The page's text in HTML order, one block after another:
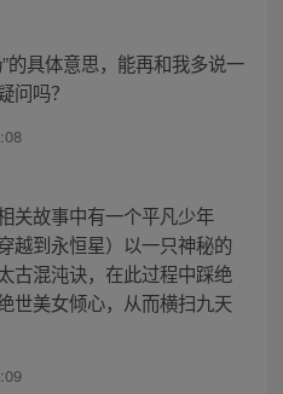
的具体意思，能再和我多说一
问吗？
关故事中有一个平凡少年
越到永恒星）以一只神秘的
古混沌诀，在此过程中踩绝
世美女倾心，从而横扫九天